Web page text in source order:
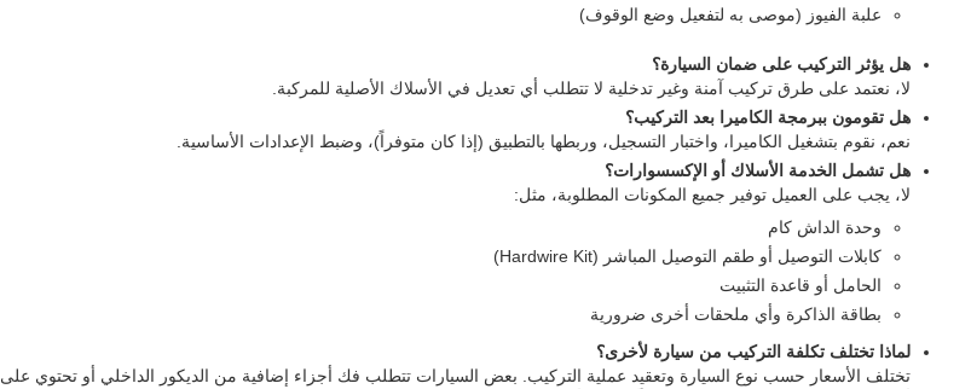
علبة الفيوز (موصى به لتفعيل وضع الوقوف)
هل يؤثر التركيب على ضمان السيارة؟
لا، نعتمد على طرق تركيب آمنة وغير تدخلية لا تتطلب أي تعديل في الأسلاك الأصلية للمركبة.
هل تقومون ببرمجة الكاميرا بعد التركيب؟
نعم، نقوم بتشغيل الكاميرا، واختبار التسجيل، وربطها بالتطبيق (إذا كان متوفراً)، وضبط الإعدادات الأساسية.
هل تشمل الخدمة الأسلاك أو الإكسسوارات؟
لا، يجب على العميل توفير جميع المكونات المطلوبة، مثل:
وحدة الداش كام
كابلات التوصيل أو طقم التوصيل المباشر (Hardwire Kit)
الحامل أو قاعدة التثبيت
بطاقة الذاكرة وأي ملحقات أخرى ضرورية
لماذا تختلف تكلفة التركيب من سيارة لأخرى؟
تختلف الأسعار حسب نوع السيارة وتعقيد عملية التركيب. بعض السيارات تتطلب فك أجزاء إضافية من الديكور الداخلي أو تحتوي على